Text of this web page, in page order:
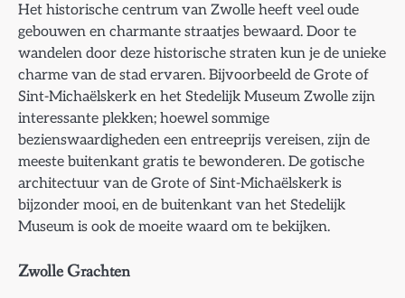
Het historische centrum van Zwolle heeft veel oude
gebouwen en charmante straatjes bewaard. Door te
wandelen door deze historische straten kun je de unieke
charme van de stad ervaren. Bijvoorbeeld de Grote of
Sint-Michaëlskerk en het Stedelijk Museum Zwolle zijn
interessante plekken; hoewel sommige
bezienswaardigheden een entreeprijs vereisen, zijn de
meeste buitenkant gratis te bewonderen. De gotische
architectuur van de Grote of Sint-Michaëlskerk is
bijzonder mooi, en de buitenkant van het Stedelijk
Museum is ook de moeite waard om te bekijken.
Zwolle Grachten